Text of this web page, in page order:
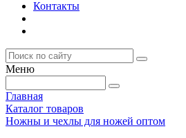
Контакты
Меню
Главная
Каталог товаров
Ножны и чехлы для ножей оптом